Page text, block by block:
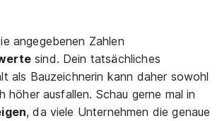
angegebenen Zahlen
sind. Dein tatsächliches
als Bauzeichnerin kann daher sowohl
höher ausfallen. Schau gerne mal in
, da viele Unternehmen die genaue